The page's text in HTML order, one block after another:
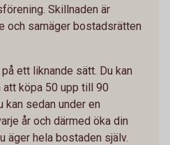
Skillnaden är
och samäger bostadsrätten
ett liknande sätt. Du kan
köpa 50 upp till 90
kan sedan under en
år och därmed öka din
äger hela bostaden själv.